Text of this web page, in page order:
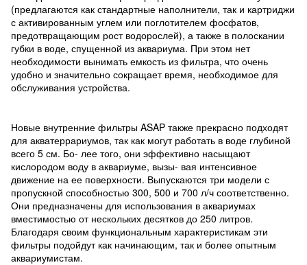
(предлагаются как стандартные наполнители, так и картриджи
с активированным углем или поглотителем фосфатов,
предотвращающим рост водорослей), а также в полоскании
губки в воде, спущенной из аквариума. При этом нет
необходимости вынимать емкость из фильтра, что очень
удобно и значительно сокращает время, необходимое для
обслуживания устройства.
Новые внутренние фильтры ASAP также прекрасно подходят
для акватеррариумов, так как могут работать в воде глубиной
всего 5 см. Бо- лее того, они эффективно насыщают
кислородом воду в аквариуме, вызы- вая интенсивное
движение на ее поверхности. Выпускаются три модели с
пропускной способностью 300, 500 и 700 л/ч соответственно.
Они предназначены для использования в аквариумах
вместимостью от нескольких десятков до 250 литров.
Благодаря своим функциональным характеристикам эти
фильтры подойдут как начинающим, так и более опытным
аквариумистам.